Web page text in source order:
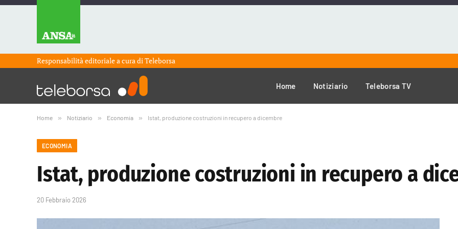
Responsabilità editoriale a cura diTeleborsa
Home Notiziario Teleborsa TV
Home » Notiziario » Economia » Istat, produzione costruzioni in recupero a dicembre
ECONOMIA
Istat, produzione costruzioni in recupero a
20 Febbraio 2026